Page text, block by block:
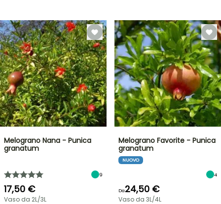
Melograno Nana - Punica
granatum
9
17,50 €
Vaso da 2L/3L
Melograno Favorite - Punica
granatum
NUOVO
4
Da24,50 €
Vaso da 3L/4L